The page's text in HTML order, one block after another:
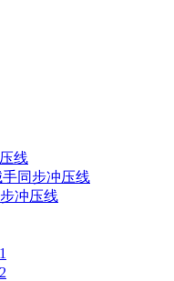
线
手同步冲压线
冲压线